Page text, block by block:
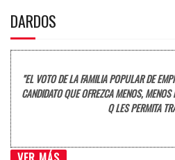
DARDOS
"EL VOTO DE LA FAMILIA POPULAR DE
CANDIDATO QUE OFREZCA MENOS,
Q LES PERMITA